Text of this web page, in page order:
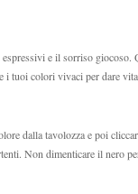
e il sorriso
i tuoi colori vivaci per dare
dalla tavolozza e poi
Non dimenticare il nero